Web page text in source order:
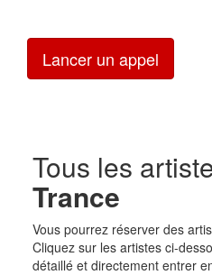
Lancer un appel
Tous les
Trance
Vous pourrez réserver des
Cliquez sur les artistes ci-
détaillé et directement entrer